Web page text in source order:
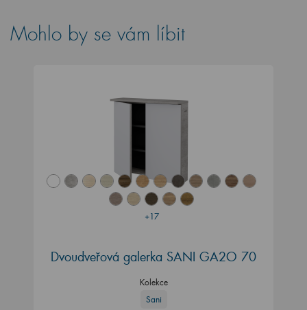
Mohlo by se vám líbit
+17
Dvoudveřová galerka SANI GA2O 70
Kolekce
Sani